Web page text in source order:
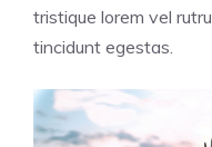
tristique lorem vel
tincidunt egestas.